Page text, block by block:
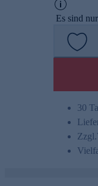
Es sind
30
Zzgl.